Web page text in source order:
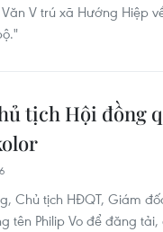
V trú xã Hướng Hiệp
tịch Hội đồng
Chủ tịch HĐQT, Giám
tên Philip Vo để đăng